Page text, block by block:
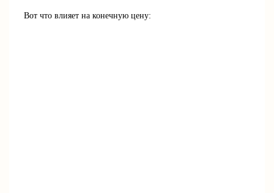
Вот что влияет на конечную цену: